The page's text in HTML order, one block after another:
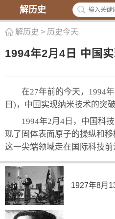
解历史
解历史 > 历史今天
1994年2月4日 中国
在27年前的今天，1994
日)，中国实现纳米技术的突破
1994年2月4日，中国科
现了固体表面原子的操纵和
这一尖端领域走在国际科技前
1927年8月